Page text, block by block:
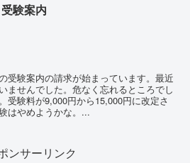
受験案内
受験案内の請求が始まっています。最近
ませんでした。危なく忘れるところでし
受験料が9,000円から15,000円に改定さ
やめようかな。...
ンサーリンク